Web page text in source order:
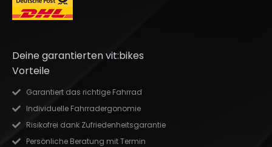
Deine garantierten vit:bikes
Vorteile
Garantiert das richtige Fahrrad
Individuelle Fahrradergonomie
Risikofrei dank Zufriedenheitsgarantie
Persönliche Beratung mit Termin